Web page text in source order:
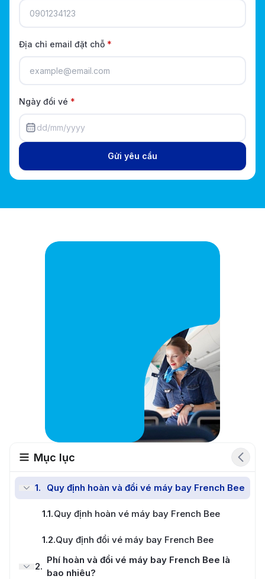
Địa chỉ email đặt chỗ *
Ngày đổi vé *
dd/mm/yyyy
Gửi yêu cầu
Mục lục
1. Quy định hoàn và đổi vé máy bay French Bee
1.1.Quy định hoàn vé máy bay French Bee
1.2.Quy định đổi vé máy bay French Bee
2.
Phí hoàn và đổi vé máy bay French Bee là
bao nhiêu?
Đổi vé nhanh chóng
Tư vấn nhiệt tình